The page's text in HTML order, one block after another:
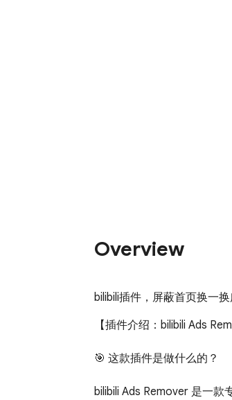
Overview
bilibili插件，屏蔽首页换一
【插件介绍：bilibili Ads
🎯 这款插件是做什么的？
bilibili Ads Remover 是一款